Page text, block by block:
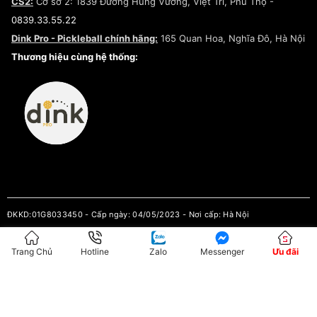
Điều khoản dịch vụ
Chính sách bảo mật
Kiểm tra tình trạng đơn hàng
0839.33.55.22
Dink Pro - Pickleball chính hãng: 165 Quan Hoa, Nghĩa Đô, Hà Nội
Thương hiệu cùng hệ thống:
ĐKKD:01G8033450 - Cấp ngày: 04/05/2023 - Nơi cấp: Hà Nội
Hộ Kinh Doanh Đại Lý Sneaker MST: 8828563711-001
Trang Chủ Hotline Zalo Messenger Ưu đãi